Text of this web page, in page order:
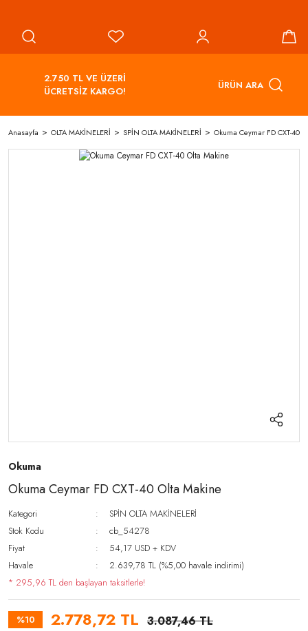
2.750 TL VE ÜZERİ
ÜCRETSİZ KARGO!
ÜRÜN ARA
Anasayfa OLTA MAKİNELERİ SPİN OLTA MAKİNELERİ Okuma Ceymar FD CXT-40
Okuma
Okuma Ceymar FD CXT-40 Olta Makine
Kategori
SPİN OLTA MAKİNELERİ
Stok Kodu
cb_54278
Fiyat
54,17 USD + KDV
Havale
2.639,78 TL (%5,00 havale indirimi)
* 295,96 TL den başlayan taksitlerle!
%10 2.778,72 TL 3.087,46 TL